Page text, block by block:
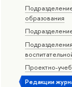
образования
Проектно-
Редакции